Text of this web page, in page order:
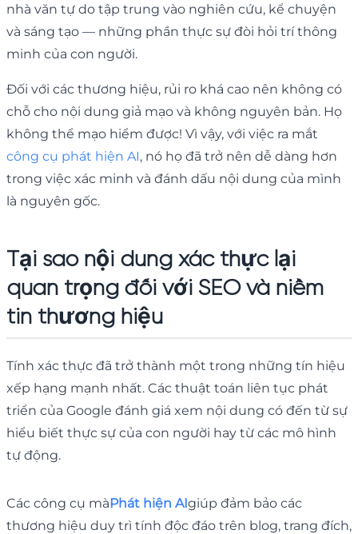
nhà văn tự do tập trung vào nghiên cứu, kể chuyện
và sáng tạo — những phần thực sự đòi hỏi trí thông
minh của con người.
Đối với các thương hiệu, rủi ro khá cao nên không có
chỗ cho nội dung giả mạo và không nguyên bản. Họ
không thể mạo hiểm được! Vì vậy, với việc ra mắt
công cụ phát hiện AI, nó họ đã trở nên dễ dàng hơn
trong việc xác minh và đánh dấu nội dung của mình
là nguyên gốc.
Tại sao nội dung xác thực lại
quan trọng đối với SEO và niềm
tin thương hiệu
Tính xác thực đã trở thành một trong những tín hiệu
xếp hạng mạnh nhất. Các thuật toán liên tục phát
triển của Google đánh giá xem nội dung có đến từ sự
hiểu biết thực sự của con người hay từ các mô hình
tự động.
Các công cụ màPhát hiện AIgiúp đảm bảo các
thương hiệu duy trì tính độc đáo trên blog, trang đích,